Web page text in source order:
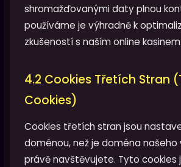
shromažďovanými daty plnou
používáme je výhradně k
zkušeností s naším online kasinem.
4.2 Cookies Třetích Stran
Cookies)
Cookies třetích stran jsou
doménou, než je doména našeho
právě navštěvujete. Tyto cookies